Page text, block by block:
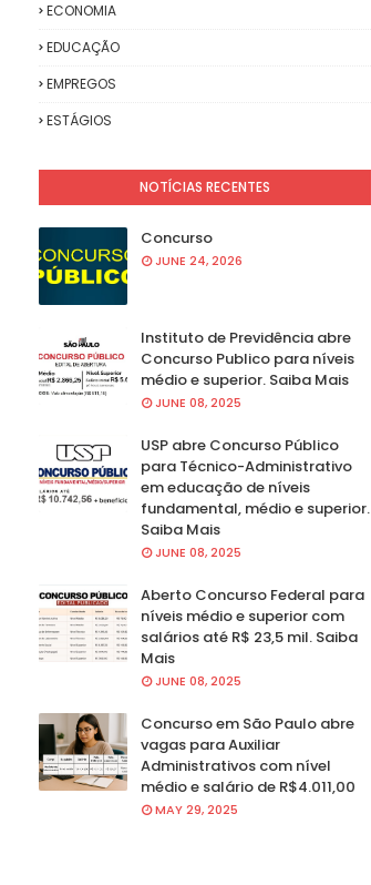
ECONOMIA
EDUCAÇÃO
EMPREGOS
ESTÁGIOS
NOTÍCIAS RECENTES
Concurso
JUNE 24, 2026
Instituto de Previdência abre
Concurso Publico para níveis
médio e superior. Saiba Mais
JUNE 08, 2025
USP abre Concurso Público
para Técnico-Administrativo
em educação de níveis
fundamental, médio e superior.
Saiba Mais
JUNE 08, 2025
Aberto Concurso Federal para
níveis médio e superior com
salários até R$ 23,5 mil. Saiba
Mais
JUNE 08, 2025
Concurso em São Paulo abre
vagas para Auxiliar
Administrativos com nível
médio e salário de R$4.011,00
MAY 29, 2025